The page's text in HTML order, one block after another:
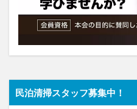
民泊清掃スタッフ募集中！